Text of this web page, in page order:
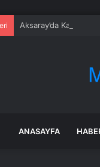
Aksaray’da
ANASAYFA